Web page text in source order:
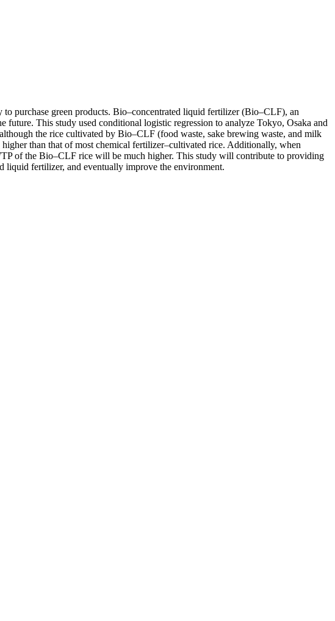
purchase green products. Bio–concentrated liquid fertilizer (Bio–CLF), an
This study used conditional logistic regression to analyze Tokyo, Osaka and
the rice cultivated by Bio–CLF (food waste, sake brewing waste, and milk
than that of most chemical fertilizer–cultivated rice. Additionally, when
of the Bio–CLF rice will be much higher. This study will contribute to providing
liquid fertilizer, and eventually improve the environment.